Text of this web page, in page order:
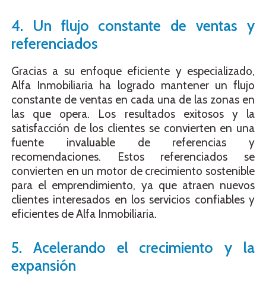
4. Un flujo constante de ventas y
referenciados
Gracias a su enfoque eficiente y especializado,
Alfa Inmobiliaria ha logrado mantener un flujo
constante de ventas en cada una de las zonas en
las que opera. Los resultados exitosos y la
satisfacción de los clientes se convierten en una
fuente invaluable de referencias y
recomendaciones. Estos referenciados se
convierten en un motor de crecimiento sostenible
para el emprendimiento, ya que atraen nuevos
clientes interesados en los servicios confiables y
eficientes de Alfa Inmobiliaria.
5. Acelerando el crecimiento y la
expansión